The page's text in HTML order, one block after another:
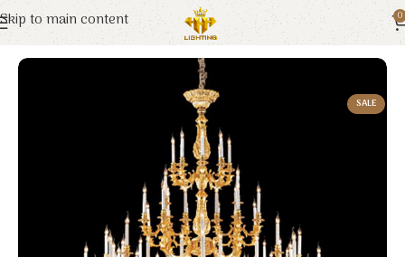
Skip to main content 0
Trang chủ Euroto Đèn Trang Trí
SALE